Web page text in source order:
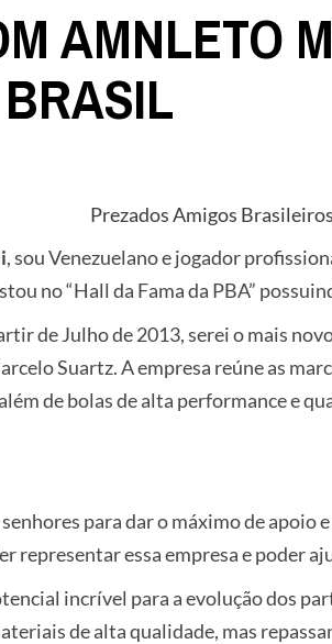
AMNLETO
Prezados Amigos
, sou Venezuelano e jogador
no “Hall da Fama da PBA”
de Julho de 2013, serei o mais
Suartz. A empresa reúne as
de bolas de alta performance e
para dar o máximo de
representar essa empresa e poder
incrível para a evolução dos
de alta qualidade, mas